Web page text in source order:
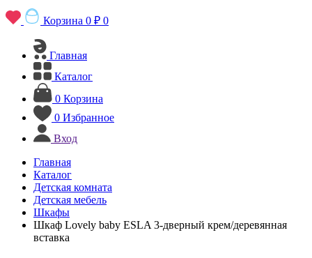
Корзина 0 ₽ 0
Главная
Каталог
0 Корзина
0 Избранное
Вход
Главная
Каталог
Детская комната
Детская мебель
Шкафы
Шкаф Lovely baby ESLA 3-дверный крем/деревянная
вставка